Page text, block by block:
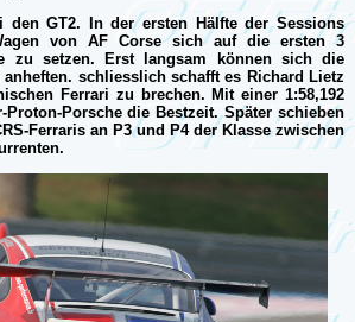
den GT2. In der ersten Hälfte der Sessions
von AF Corse sich auf die ersten 3
zu setzen. Erst langsam können sich die
schliesslich schafft es Richard Lietz
Ferrari zu brechen. Mit einer 1:58,192
Porsche die Bestzeit. Später schieben
Ferraris an P3 und P4 der Klasse zwischen